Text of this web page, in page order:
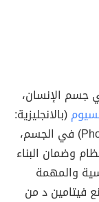
جسم الإنسان،
(بالانجليزية:
(بالانجليزية: Phosphorus) في الجسم،
وضمان البناء
والمهمة
فيتامين د من